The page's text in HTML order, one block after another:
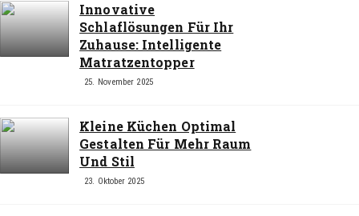
Innovative
Schlaflösungen Für Ihr
Zuhause: Intelligente
Matratzentopper
25. November 2025
Kleine Küchen Optimal
Gestalten Für Mehr Raum
Und Stil
23. Oktober 2025